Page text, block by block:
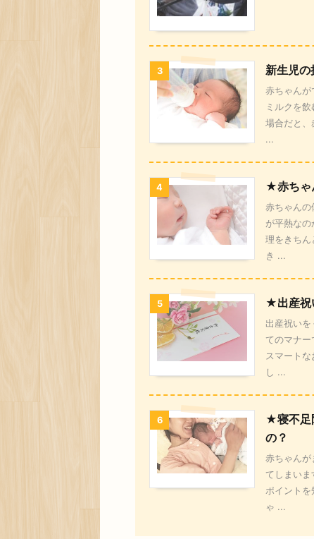
3 新生児の
赤ちゃんが
ミルクを
場合だと、
...
4 ★赤ちゃ
赤ちゃんの
が平熱な
理をきちん
き ...
5 ★出産祝
出産祝い
てのマナー
スマート
し ...
6
★寝不足
の？
赤ちゃんが
てしまいま
ポイント
ゃ ...